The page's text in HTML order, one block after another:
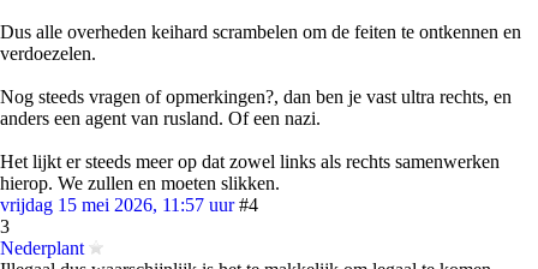
Dus alle overheden keihard scrambelen om de feiten te ontkennen en
verdoezelen.
Nog steeds vragen of opmerkingen?, dan ben je vast ultra rechts, en
anders een agent van rusland. Of een nazi.
Het lijkt er steeds meer op dat zowel links als rechts samenwerken
hierop. We zullen en moeten slikken.
vrijdag 15 mei 2026, 11:57 uur #4
3
Nederplant